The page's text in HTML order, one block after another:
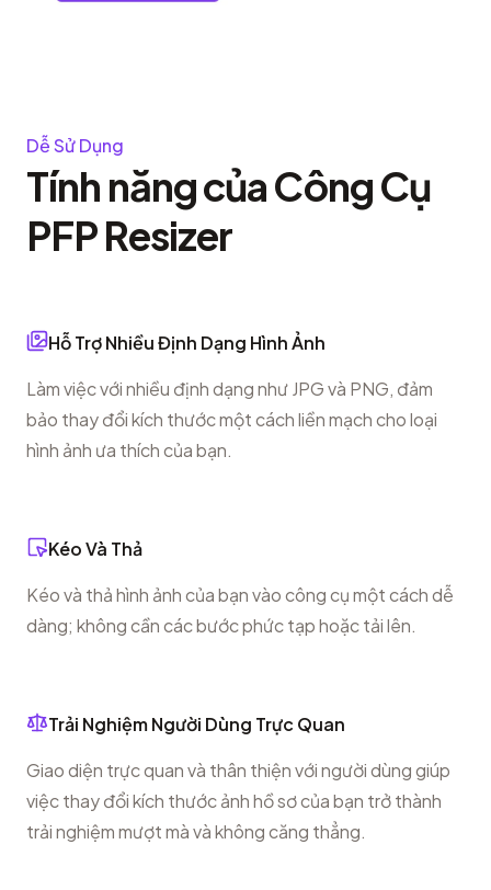
Dễ Sử Dụng
Tính năng của Công Cụ
PFP Resizer
Hỗ Trợ Nhiều Định Dạng Hình Ảnh
Làm việc với nhiều định dạng như JPG và PNG, đảm
bảo thay đổi kích thước một cách liền mạch cho loại
hình ảnh ưa thích của bạn.
Kéo Và Thả
Kéo và thả hình ảnh của bạn vào công cụ một cách dễ
dàng; không cần các bước phức tạp hoặc tải lên.
Trải Nghiệm Người Dùng Trực Quan
Giao diện trực quan và thân thiện với người dùng giúp
việc thay đổi kích thước ảnh hồ sơ của bạn trở thành
trải nghiệm mượt mà và không căng thẳng.